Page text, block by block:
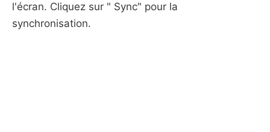
l'écran. Cliquez sur " Sync" pour la
synchronisation.